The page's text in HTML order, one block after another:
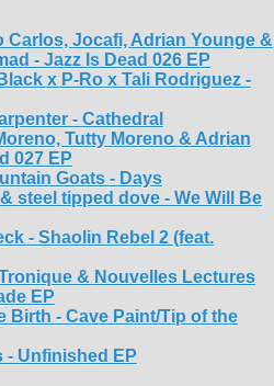
Carlos, Jocafi, Adrian Younge &
- Jazz Is Dead 026 EP
x P-Ro x Tali Rodriguez -
- Cathedral
Tutty Moreno & Adrian
027 EP
Goats - Days
steel tipped dove - We Will Be
- Shaolin Rebel 2 (feat.
& Nouvelles Lectures
EP
Birth - Cave Paint/Tip of the
- Unfinished EP